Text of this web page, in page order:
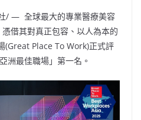
/ — 全球最大的專業醫療美容
憑借其對真正包容、以人為本的
(Great Place To Work)正式評
洲最佳職場」第一名。